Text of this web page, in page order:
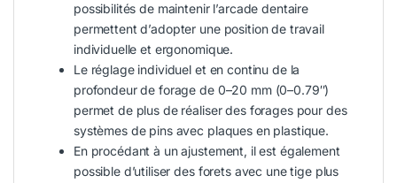
possibilités de maintenir l’arcade dentaire
permettent d’adopter une position de travail
individuelle et ergonomique.
Le réglage individuel et en continu de la
profondeur de forage de 0–20 mm (0–0.79″)
permet de plus de réaliser des forages pour des
systèmes de pins avec plaques en plastique.
En procédant à un ajustement, il est également
possible d’utiliser des forets avec une tige plus